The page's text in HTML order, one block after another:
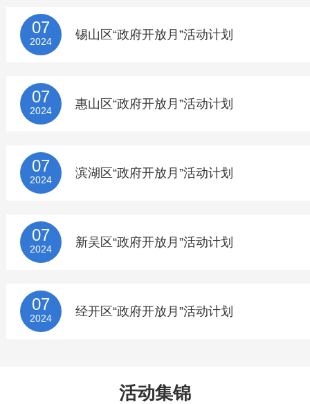
07
2024 锡山区“政府开放月”活动计划
07
2024 惠山区“政府开放月”活动计划
07
2024 滨湖区“政府开放月”活动计划
07
2024 新吴区“政府开放月”活动计划
07
2024 经开区“政府开放月”活动计划
活动集锦